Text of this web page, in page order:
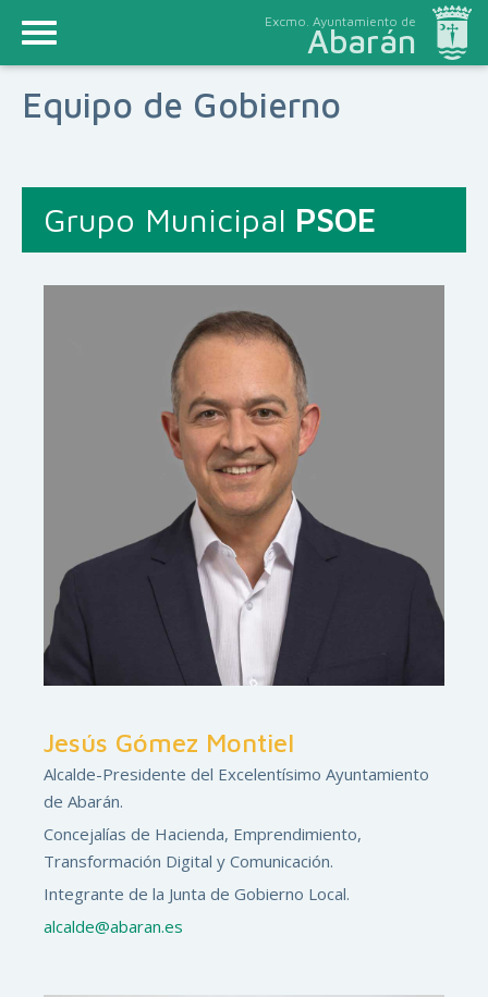
Excmo. Ayuntamiento de
Abarán
Equipo de Gobierno
Grupo Municipal PSOE
Jesús Gómez Montiel
Alcalde-Presidente del Excelentísimo Ayuntamiento
de Abarán.
Concejalías de Hacienda, Emprendimiento,
Transformación Digital y Comunicación.
Integrante de la Junta de Gobierno Local.
alcalde@abaran.es